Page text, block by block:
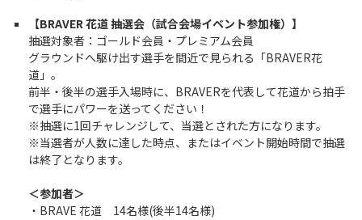
【BRAVER 花道 抽選会（試合会場イベント参加権）】
抽選対象者：ゴールド会員・プレミアム会員
グラウンドへ駆け出す選手を間近で見られる「BRAVER花
道」。
前半・後半の選手入場時に、BRAVERを代表して花道から拍手
で選手にパワーを送ってください！
※抽選に1回チャレンジして、当選とされた方になります。
※当選者が人数に達した時点、またはイベント開始時間で抽選
は終了となります。
＜参加者＞
・BRAVE 花道 14名様(後半14名様)